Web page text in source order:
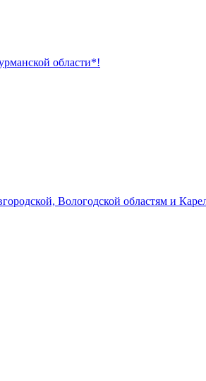
области*!
Вологодской областям и